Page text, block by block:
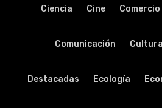
Ciencia Cine Comercio
Comunicación Cultura
Destacadas Ecología